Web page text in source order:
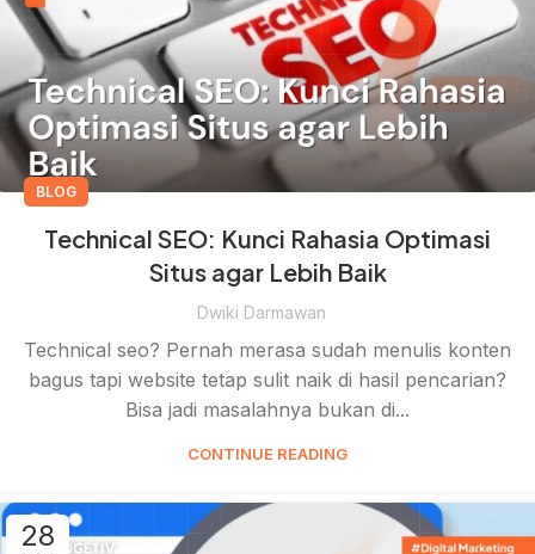
BLOG
Technical SEO: Kunci Rahasia Optimasi
Situs agar Lebih Baik
Dwiki Darmawan
Technical seo? Pernah merasa sudah menulis konten
bagus tapi website tetap sulit naik di hasil pencarian?
Bisa jadi masalahnya bukan di...
CONTINUE READING
28